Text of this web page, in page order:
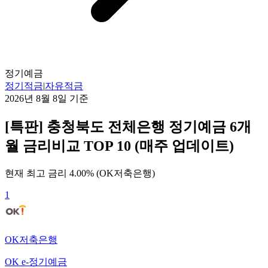
정기예금
정기적금|자유적금
2026년 8월 8일 기준
[특판] 충청북도 전체은행 정기예금 6개
월 금리비교 TOP 10 (매주 업데이트)
현재 최고 금리 4.00% (OK저축은행)
1
OK저축은행
OK e-정기예금